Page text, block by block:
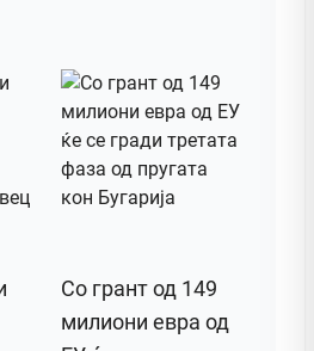
Со грант од 149
милиони евра од